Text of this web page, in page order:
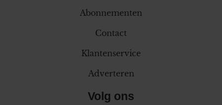
Abonnementen
Contact
Klantenservice
Adverteren
Volg ons